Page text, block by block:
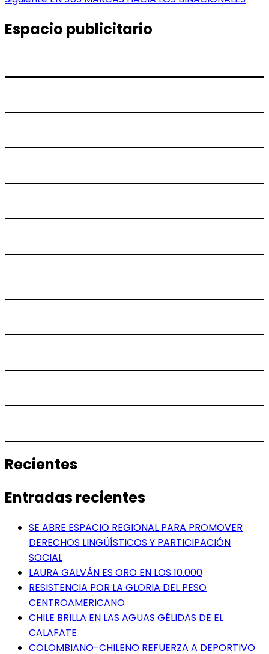
de
entradas
Espacio publicitario
Recientes
Entradas recientes
SE ABRE ESPACIO REGIONAL PARA PROMOVER
DERECHOS LINGÜÍSTICOS Y PARTICIPACIÓN
SOCIAL
LAURA GALVÁN ES ORO EN LOS 10.000
RESISTENCIA POR LA GLORIA DEL PESO
CENTROAMERICANO
CHILE BRILLA EN LAS AGUAS GÉLIDAS DE EL
CALAFATE
COLOMBIANO-CHILENO REFUERZA A DEPORTIVO